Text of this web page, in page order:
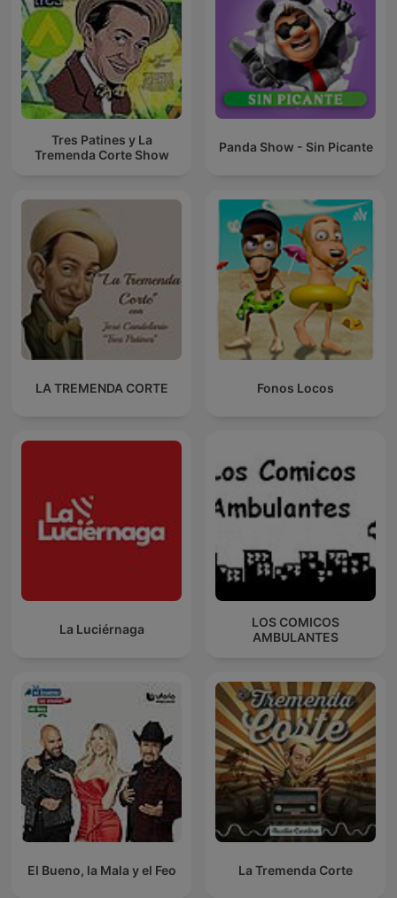
Tres Patines y La
Tremenda Corte Show
Panda Show - Sin Picante
LA TREMENDA CORTE Fonos Locos
La Luciérnaga
LOS COMICOS
AMBULANTES
El Bueno, la Mala y el Feo La Tremenda Corte